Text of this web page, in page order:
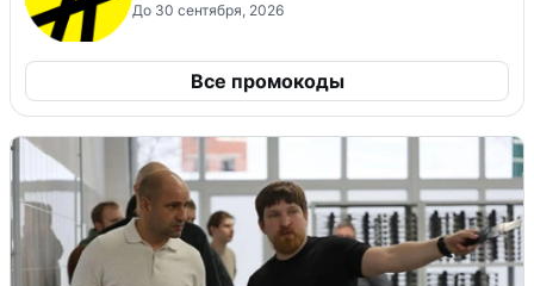
До 30 сентября, 2026
Все промокоды